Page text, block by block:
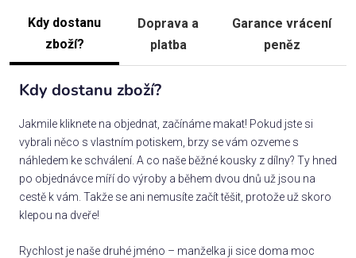
Kdy dostanu
zboží?
Doprava a
platba
Garance vrácení
peněz
Kdy dostanu zboží?
Jakmile kliknete na objednat, začínáme makat! Pokud jste si
vybrali něco s vlastním potiskem, brzy se vám ozveme s
náhledem ke schválení. A co naše běžné kousky z dílny? Ty hned
po objednávce míří do výroby a během dvou dnů už jsou na
cestě k vám. Takže se ani nemusíte začít těšit, protože už skoro
klepou na dveře!
Rychlost je naše druhé jméno – manželka ji sice doma moc